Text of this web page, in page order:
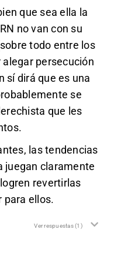
que sea ella la
no van con su
todo entre los
alegar persecución
sí dirá que es una
se
que les
las tendencias
juegan claramente
revertirlas
para ellos.
Ver respuestas(1)